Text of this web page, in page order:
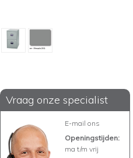
Vraag onze specialist
E-mail ons
Openingstijden:
ma t/m vrij